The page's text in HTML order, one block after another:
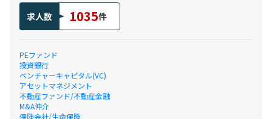
求人数 1035件
PEファンド
投資銀行
ベンチャーキャピタル(VC)
アセットマネジメント
不動産ファンド/不動産金融
M&A仲介
保険会社/生命保険